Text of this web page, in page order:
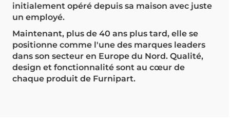
initialement opéré depuis sa maison avec juste
un employé.
Maintenant, plus de 40 ans plus tard, elle se
positionne comme l'une des marques leaders
dans son secteur en Europe du Nord. Qualité,
design et fonctionnalité sont au cœur de
chaque produit de Furnipart.